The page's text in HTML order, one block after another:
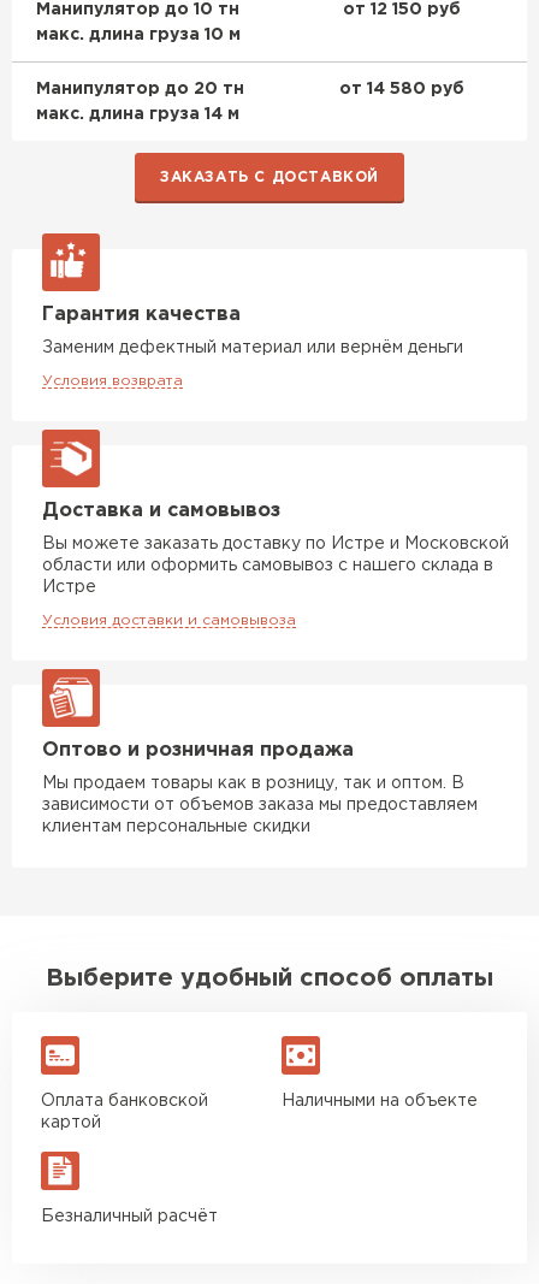
Манипулятор до 10 тн
макс. длина груза 10 м
от 12 150 руб
Манипулятор до 20 тн
макс. длина груза 14 м
от 14 580 руб
ЗАКАЗАТЬ С ДОСТАВКОЙ
Гарантия качества
Заменим дефектный материал или вернём деньги
Условия возврата
Доставка и самовывоз
Вы можете заказать доставку по Истре и Московской
области или оформить самовывоз с нашего склада в
Истре
Условия доставки и самовывоза
Оптово и розничная продажа
Мы продаем товары как в розницу, так и оптом. В
зависимости от объемов заказа мы предоставляем
клиентам персональные скидки
Выберите удобный способ оплаты
Оплата банковской
картой
Наличными на объекте
Безналичный расчёт